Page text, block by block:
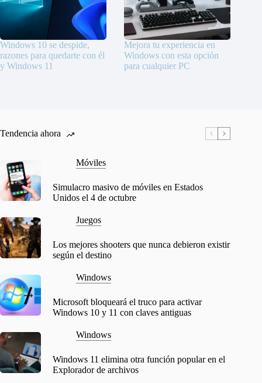
Windows 10 se despide,
razones para quedarte con él
y Windows 11
Mejora tu experiencia en
Windows con esta opción
para cualquier PC
Tendencia ahora
Móviles
Simulacro masivo de móviles en Estados
Unidos el 4 de octubre
Juegos
Los mejores shooters que nunca debieron existir
según el destino
Windows
Microsoft bloqueará el truco para activar
Windows 10 y 11 con claves antiguas
Windows
Windows 11 elimina otra función popular en el
Explorador de archivos